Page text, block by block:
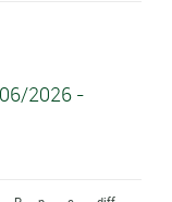
2026 -